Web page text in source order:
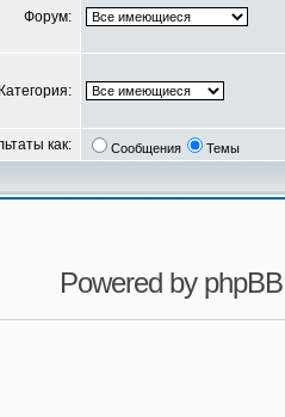
Форум:
Категория:
как: Сообщения Темы
Powered by phpBB